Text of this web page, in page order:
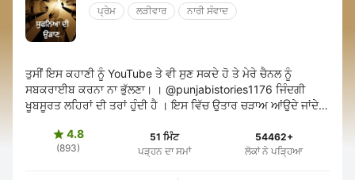
ਪ੍ਰੇਮ ਲੜੀਵਾਰ ਨਾਰੀ ਸੰਵਾਦ
ਤੁਸੀਂ ਇਸ ਕਹਾਣੀ ਨੂੰ YouTube ਤੇ ਵੀ ਸੁਣ ਸਕਦੇ ਹੋ ਤੇ ਮੇਰੇ ਚੈਨਲ ਨੂੰ
ਸਬਕਰਾਈਬ ਕਰਨਾ ਨਾ ਭੁੱਲਣਾ। । @punjabistories1176 ਜਿੰਦਗੀ
ਖੂਬਸੂਰਤ ਲਹਿਰਾਂ ਦੀ ਤਰਾਂ ਹੁੰਦੀ ਹੈ । ਇਸ ਵਿੱਚ ਉਤਾਰ ਚੜਾਅ ਆਂਉਦੇ ਜਾਂਦੇ
4.8
(893)
51 ਮਿੰਟ
ਪੜ੍ਹਨ ਦਾ ਸਮਾਂ
54462+
ਲੋਕਾਂ ਨੇ ਪੜ੍ਹਿਆ